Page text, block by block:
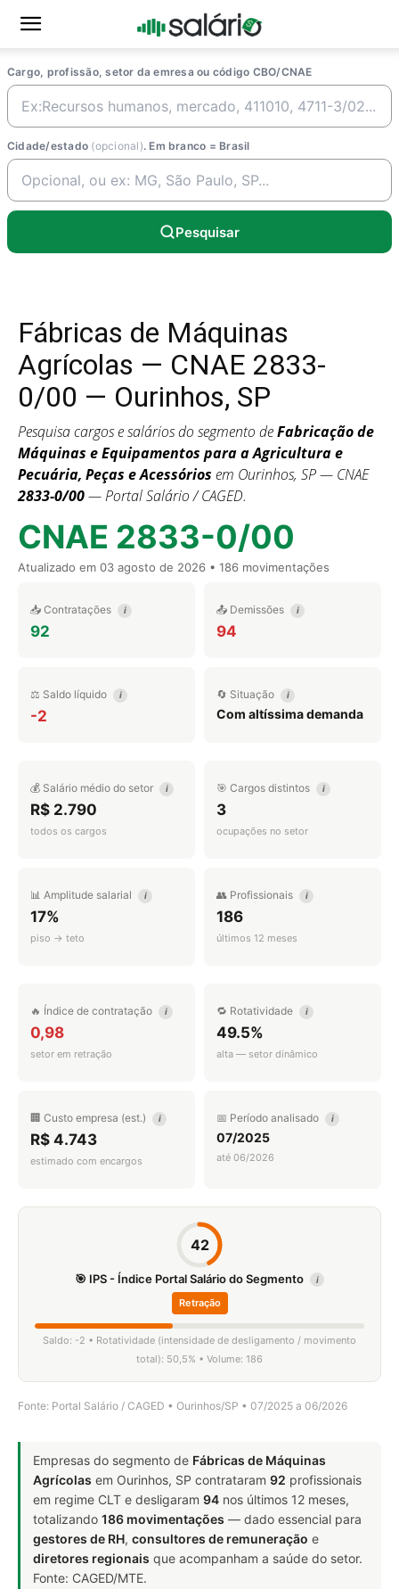
Cargo, profissão, setor da emresa ou código CBO/CNAE
Cidade/estado (opcional). Em branco = Brasil
Pesquisar
Fábricas de Máquinas
Agrícolas — CNAE 2833-
0/00 — Ourinhos, SP
Pesquisa cargos e salários do segmento deFabricação de
Máquinas e Equipamentos para a Agricultura e
Pecuária, Peças e Acessórios em Ourinhos, SP — CNAE
2833-0/00— Portal Salário / CAGED.
CNAE 2833-0/00
Atualizado em 03 agosto de 2026 • 186 movimentações
📥 Contratações i
92
📤 Demissões i
94
⚖️ Saldo líquido i
-2
🔄 Situação i
Com altíssima demanda
💰 Salário médio do setor i
R$ 2.790
todos os cargos
🎯 Cargos distintos i
3
ocupações no setor
📊 Amplitude salarial i
17%
piso → teto
👥 Profissionais i
186
últimos 12 meses
🔥 Índice de contratação i
0,98
setor em retração
🔁 Rotatividade i
49.5%
alta — setor dinâmico
🏢 Custo empresa (est.) i
R$ 4.743
estimado com encargos
📅 Período analisado i
07/2025
até 06/2026
42
🎯 IPS - Índice Portal Salário do Segmento i
Retração
Saldo: -2 • Rotatividade (intensidade de desligamento / movimento
total): 50,5% • Volume: 186
Fonte: Portal Salário / CAGED • Ourinhos/SP • 07/2025 a 06/2026
Empresas do segmento de Fábricas de Máquinas
Agrícolas em Ourinhos, SP contrataram 92 profissionais
em regime CLT e desligaram 94 nos últimos 12 meses,
totalizando 186 movimentações — dado essencial para
gestores de RH, consultores de remuneração e
diretores regionais que acompanham a saúde do setor.
Fonte: CAGED/MTE.